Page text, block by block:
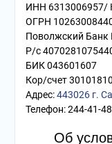
ИНН 6313006957/
ОГРН
Поволжский Банк
Р/с
БИК 043601607
Кор/счет
Адрес: 443026 г.
Телефон: 244-41-
Об